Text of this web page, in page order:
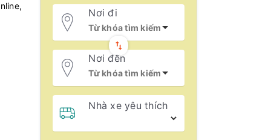
Nơi đi
Nơi đến
Nhà xe yêu thích